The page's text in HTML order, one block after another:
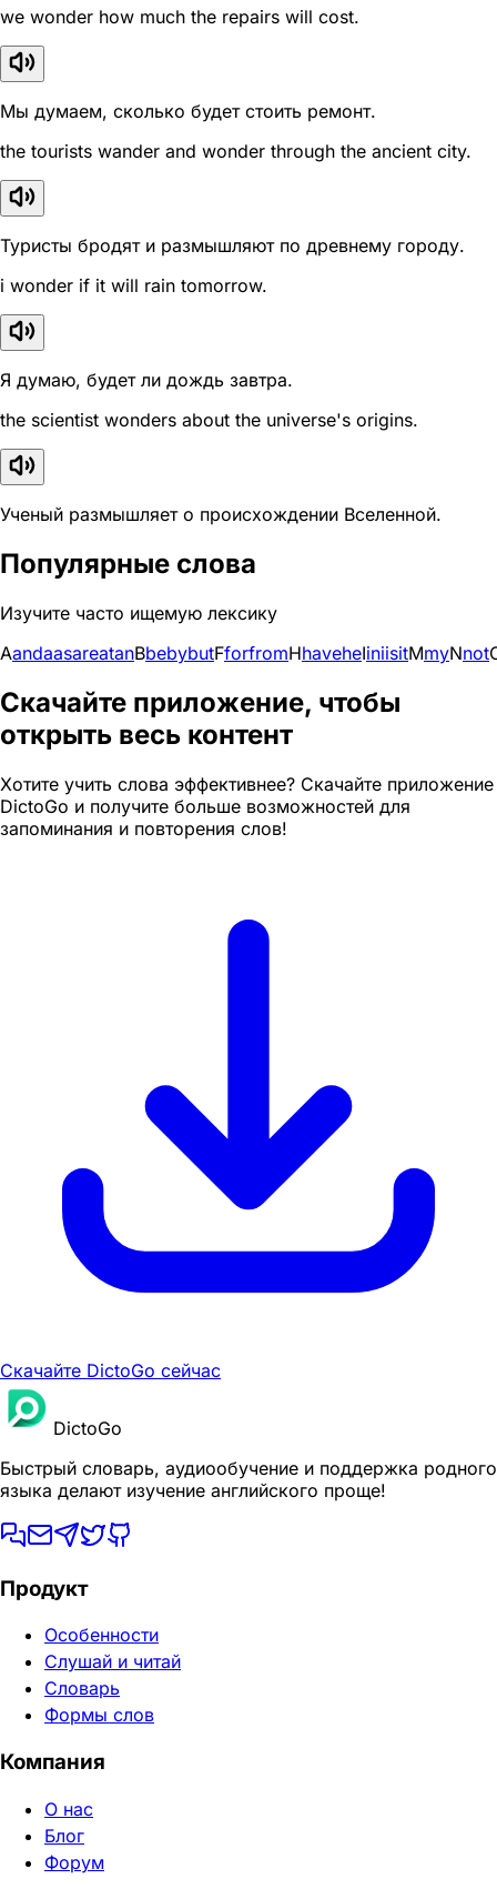
we wonder how much the repairs will cost.
Мы думаем, сколько будет стоить ремонт.
the tourists wander and wonder through the ancient city.
Туристы бродят и размышляют по древнему городу.
i wonder if it will rain tomorrow.
Я думаю, будет ли дождь завтра.
the scientist wonders about the universe's origins.
Ученый размышляет о происхождении Вселенной.
Популярные слова
Изучите часто ищемую лексику
AandaasareatanBbebybutFforfromHhaveheIiniisitMmyNnot
Скачайте приложение, чтобы
открыть весь контент
Хотите учить слова эффективнее? Скачайте приложение
DictoGo и получите больше возможностей для
запоминания и повторения слов!
Скачайте DictoGo сейчас
DictoGo
Быстрый словарь, аудиообучение и поддержка родного
языка делают изучение английского проще!
Продукт
Особенности
Слушай и читай
Словарь
Формы слов
Компания
О нас
Блог
Форум